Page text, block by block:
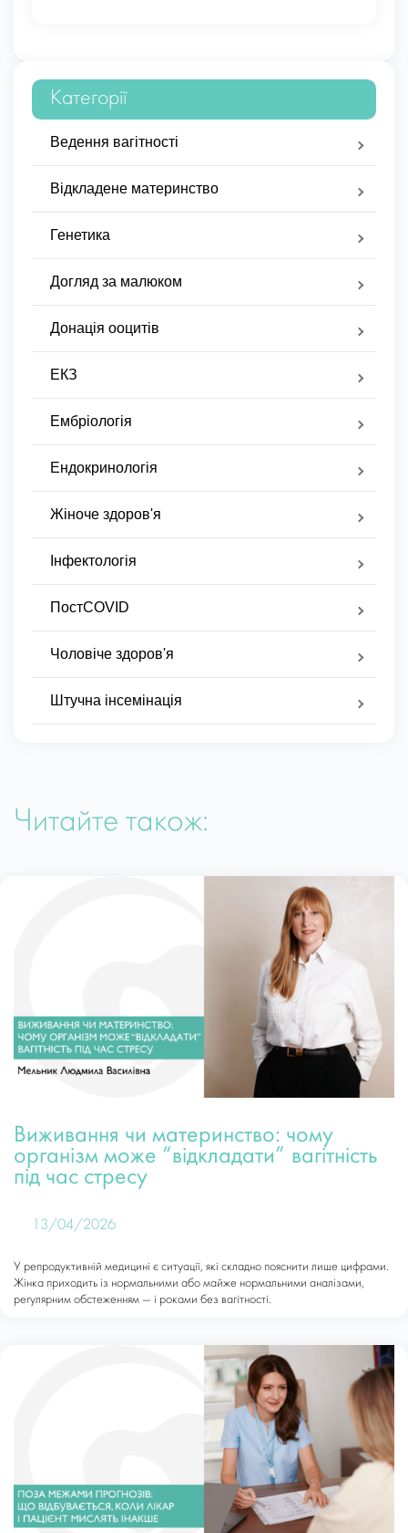
Категорії
Ведення вагітності
Відкладене материнство
Генетика
Догляд за малюком
Донація ооцитів
ЕКЗ
Ембріологія
Ендокринологія
Жіноче здоров'я
Інфектологія
ПостCOVID
Чоловіче здоров'я
Штучна інсемінація
Читайте також:
Виживання чи материнство: чому
організм може “відкладати” вагітність
під час стресу
13/04/2026
У репродуктивній медицині є ситуації, які складно пояснити лише цифрами.
Жінка приходить із нормальними або майже нормальними аналізами,
регулярним обстеженням — і роками без вагітності.